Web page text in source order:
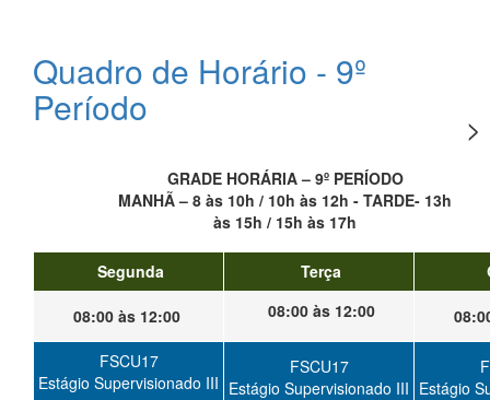
Quadro de Horário - 9º
Período
GRADE HORÁRIA – 9º PERÍODO
MANHÃ – 8 às 10h / 10h às 12h - TARDE- 13h
às 15h / 15h às 17h
Segunda Terça
08:00 às 12:00 08:00 às 12:00
FSCU17
Estágio Supervisionado III
FSCU17
Estágio Supervisionado III Estágio